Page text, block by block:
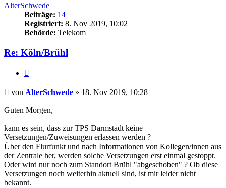
AlterSchwede
Beiträge: 14
Registriert: 8. Nov 2019, 10:02
Behörde: Telekom
Re: Köln/Brühl
Beitrag
von AlterSchwede » 18. Nov 2019, 10:28
Guten Morgen,
kann es sein, dass zur TPS Darmstadt keine
Versetzungen/Zuweisungen erlassen werden ?
Über den Flurfunkt und nach Informationen von Kollegen/innen aus
der Zentrale her, werden solche Versetzungen erst einmal gestoppt.
Oder wird nur noch zum Standort Brühl "abgeschoben" ? Ob diese
Versetzungen noch weiterhin aktuell sind, ist mir leider nicht
bekannt.